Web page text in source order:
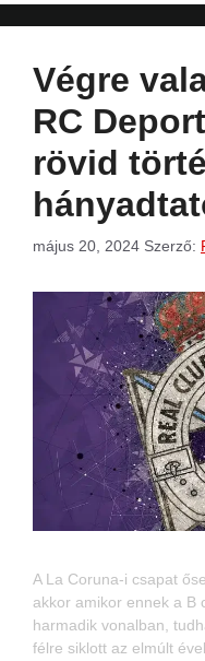
Végre
RC
rövid
május 20, 2024 Szerző:
A La Coruna-i csapat
akkor amikor ennek a B
harmadik vonalban,
félre siklott az elmúlt